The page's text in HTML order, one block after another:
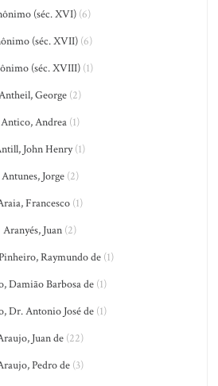
(séc. XVI)(6)
(séc. XVII)(6)
(séc. XVIII)(1)
George (2)
Antico, Andrea(1)
John Henry(1)
Antunes, Jorge(2)
Francesco (1)
Aranyés, Juan (2)
Raymundo de (1)
Damião Barbosa de(1)
Dr. Antonio José de(1)
Juan de(22)
Pedro de(3)